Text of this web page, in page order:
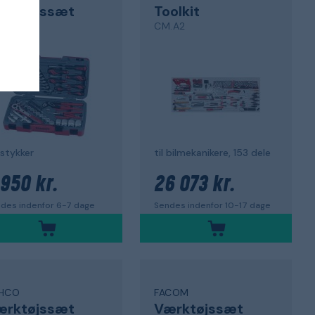
kr.
indenfor 6-7 dage
Toolkit
CM.A2
til bilmekanikere, 153 dele
26 073 kr.
Sendes indenfor 10-17 dage
FACOM
Værktøjssæt